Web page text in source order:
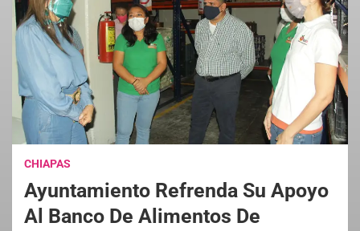
CHIAPAS
Ayuntamiento Refrenda Su Apoyo
Al Banco De Alimentos De